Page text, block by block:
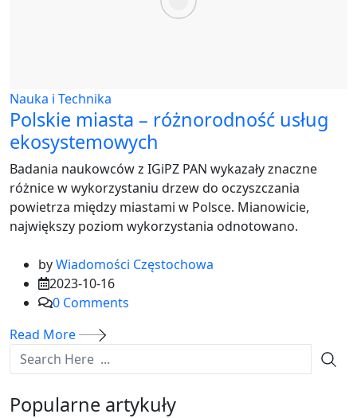
Nauka i Technika
Polskie miasta – różnorodność usług
ekosystemowych
Badania naukowców z IGiPZ PAN wykazały znaczne
różnice w wykorzystaniu drzew do oczyszczania
powietrza między miastami w Polsce. Mianowicie,
największy poziom wykorzystania odnotowano.
byWiadomości Częstochowa
2023-10-16
0 Comments
Read More
Popularne artykuły